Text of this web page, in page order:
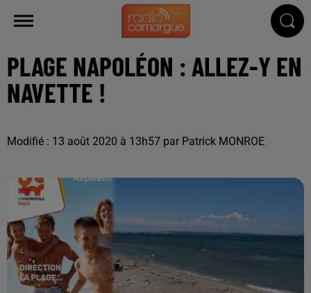
PLAGE NAPOLÉON : ALLEZ-Y EN
NAVETTE !
Modifié : 13 août 2020 à 13h57 par Patrick MONROE